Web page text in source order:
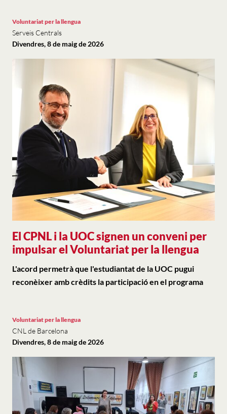
El CPNL i la UOC signen un conveni per
impulsar el Voluntariat per la llengua
Voluntariat per la llengua
Serveis Centrals
Divendres, 8 de maig de 2026
L'acord permetrà que l'estudiantat de la UOC pugui
reconèixer amb crèdits la participació en el programa
Voluntariat per la llengua
CNL de Barcelona
Divendres, 8 de maig de 2026